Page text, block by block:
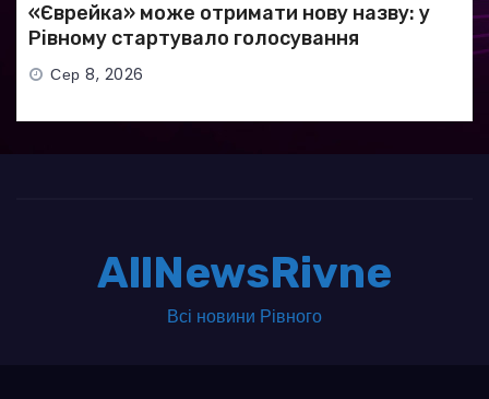
«Єврейка» може отримати нову назву: у
Рівному стартувало голосування
Сер 8, 2026
AllNewsRivne
Всі новини Рівного